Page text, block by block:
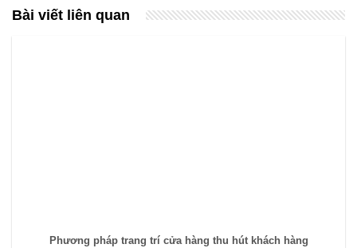
Bài viết liên quan
Phương pháp trang trí cửa hàng thu hút khách hàng